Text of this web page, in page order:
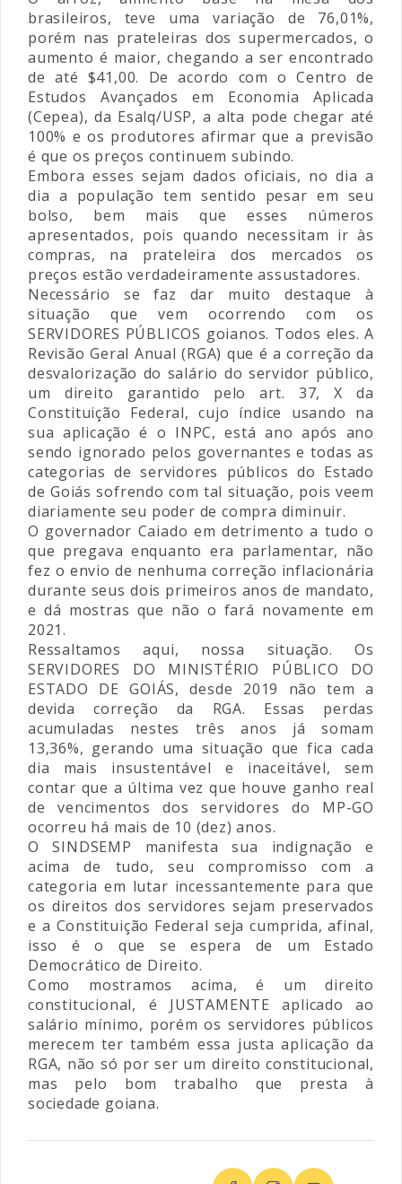
brasileiros, teve uma variação de 76,01%,
porém nas prateleiras dos supermercados, o
aumento é maior, chegando a ser encontrado
de até $41,00. De acordo com o Centro de
Estudos Avançados em Economia Aplicada
(Cepea), da Esalq/USP, a alta pode chegar até
100% e os produtores afirmar que a previsão
é que os preços continuem subindo.
Embora esses sejam dados oficiais, no dia a
dia a população tem sentido pesar em seu
bolso, bem mais que esses números
apresentados, pois quando necessitam ir às
compras, na prateleira dos mercados os
preços estão verdadeiramente assustadores.
Necessário se faz dar muito destaque à
situação que vem ocorrendo com os
SERVIDORES PÚBLICOS goianos. Todos eles. A
Revisão Geral Anual (RGA) que é a correção da
desvalorização do salário do servidor público,
um direito garantido pelo art. 37, X da
Constituição Federal, cujo índice usando na
sua aplicação é o INPC, está ano após ano
sendo ignorado pelos governantes e todas as
categorias de servidores públicos do Estado
de Goiás sofrendo com tal situação, pois veem
diariamente seu poder de compra diminuir.
O governador Caiado em detrimento a tudo o
que pregava enquanto era parlamentar, não
fez o envio de nenhuma correção inflacionária
durante seus dois primeiros anos de mandato,
e dá mostras que não o fará novamente em
2021.
Ressaltamos aqui, nossa situação. Os
SERVIDORES DO MINISTÉRIO PÚBLICO DO
ESTADO DE GOIÁS, desde 2019 não tem a
devida correção da RGA. Essas perdas
acumuladas nestes três anos já somam
13,36%, gerando uma situação que fica cada
dia mais insustentável e inaceitável, sem
contar que a última vez que houve ganho real
de vencimentos dos servidores do MP-GO
ocorreu há mais de 10 (dez) anos.
O SINDSEMP manifesta sua indignação e
acima de tudo, seu compromisso com a
categoria em lutar incessantemente para que
os direitos dos servidores sejam preservados
e a Constituição Federal seja cumprida, afinal,
isso é o que se espera de um Estado
Democrático de Direito.
Como mostramos acima, é um direito
constitucional, é JUSTAMENTE aplicado ao
salário mínimo, porém os servidores públicos
merecem ter também essa justa aplicação da
RGA, não só por ser um direito constitucional,
mas pelo bom trabalho que presta à
sociedade goiana.